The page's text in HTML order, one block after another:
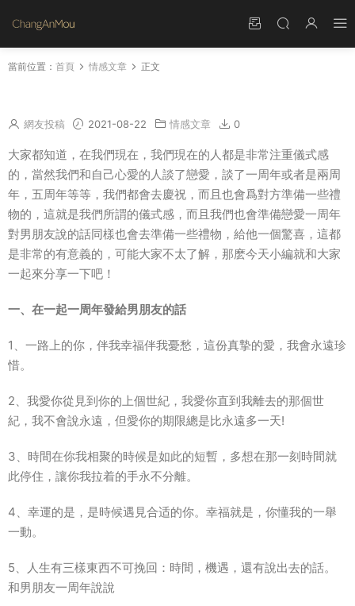
當前位置： 首頁 情感文章 正文
網友投稿 2021-08-22 情感文章 0
大家都知道，在我們現在，我們現在的人都是非常注重儀式感
的，當然我們和自己心愛的人談了戀愛，談了一周年或者是兩周
年，五周年等等，我們都會去慶祝，而且也會爲對方準備一些禮
物的，這就是我們所謂的儀式感，而且我們也會準備戀愛一周年
對男朋友說的話同樣也會去準備一些禮物，給他一個驚喜，這都
是非常的有意義的，可能大家不太了解，那麽今天小編就和大家
一起來分享一下吧！
一、在一起一周年發給男朋友的話
1、一路上的你，伴我幸福伴我憂愁，這份真摯的愛，我會永遠珍
惜。
2、我愛你從見到你的上個世紀，我愛你直到我離去的那個世
紀，我不會說永遠，但愛你的期限總是比永遠多一天!
3、時間在你我相聚的時候是如此的短暫，多想在那一刻時間就
此停住，讓你我拉着的手永不分離。
4、幸運的是，是時候遇見合适的你。幸福就是，你懂我的一舉
一動。
5、人生有三樣東西不可挽回：時間，機遇，還有說出去的話。
和男朋友一周年說說